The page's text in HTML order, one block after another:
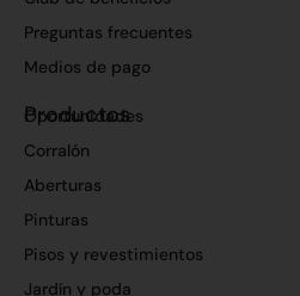
Preguntas frecuentes
Medios de pago
Productos
Oportunidades
Corralón
Aberturas
Pinturas
Pisos y revestimientos
Jardín y poda